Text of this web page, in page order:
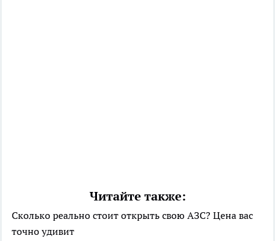
Читайте также:
Сколько реально стоит открыть свою АЗС? Цена вас
точно удивит